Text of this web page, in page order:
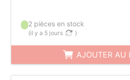
2 pièces en stock
(il y a 5 jours )
AJOUTER AU